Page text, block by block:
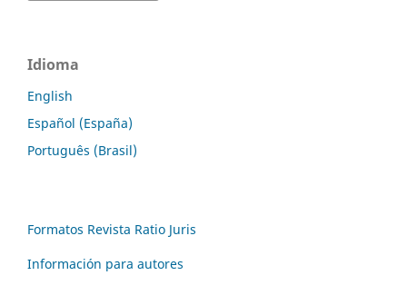
Idioma
English
Español (España)
Português (Brasil)
Formatos Revista Ratio Juris
Información para autores